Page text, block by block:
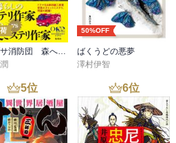
キコ
ハヤブサ消防団 森へつづく道
50%OFF
ばくうどの悪夢
澤村伊智
5位 6位